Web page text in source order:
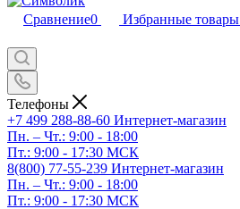
Сравнение0 Избранные товары
Телефоны
+7 499 288-88-60 Интернет-магазин
Пн. – Чт.: 9:00 - 18:00
Пт.: 9:00 - 17:30 МСК
8(800) 77-55-239 Интернет-магазин
Пн. – Чт.: 9:00 - 18:00
Пт.: 9:00 - 17:30 МСК